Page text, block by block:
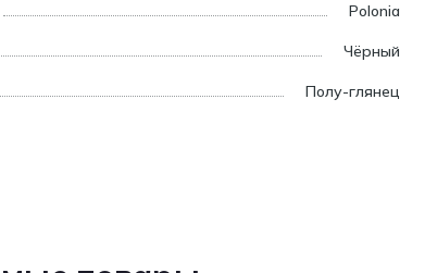
Polonia
Чёрный
Полу-глянец